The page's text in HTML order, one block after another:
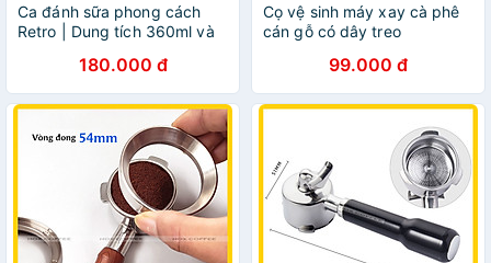
Ca đánh sữa phong cách
Retro | Dung tích 360ml và
180.000 đ
Cọ vệ sinh máy xay cà phê
cán gỗ có dây treo
99.000 đ